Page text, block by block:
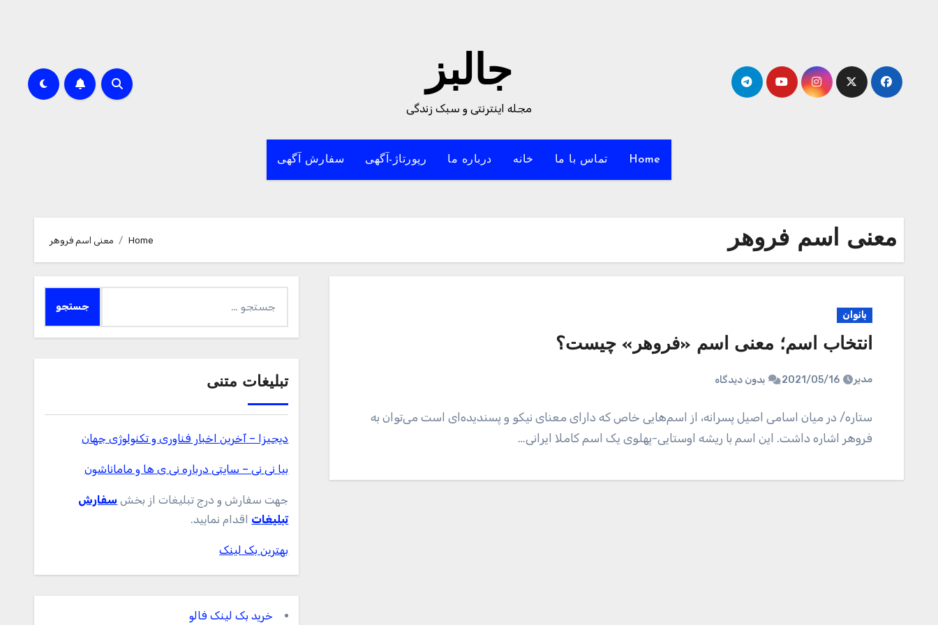
جالبز
مجله اینترنتی و سبک زندگی
Home تماس با ما خانه درباره ما رپورتاژ-آگهی سفارش آگهی
معنی اسم فروهر Home معنی اسم فروهر
بانوان
انتخاب اسم؛ معنی اسم «فروهر» چیست؟
مدیر 2021/05/16 بدون دیدگاه
ستاره/ در میان اسامی اصیل پسرانه، از اسم‌هایی خاص که دارای معنای نیکو و پسندیده‌ای است می‌توان به
فروهر اشاره داشت. این اسم با ریشه اوستایی-پهلوی یک اسم کاملا ایرانی…
برای:
تبلیغات متنی
دیجیزا – آخرین اخبار فناوری و تکنولوژی جهان
بیا نی نی – سایتی درباره نی ی ها و ماماناشون
جهت سفارش و درج تبلیغات از بخش سفارش
تبلیغات اقدام نمایید.
بهترین بک لینک
خرید بک لینک فالو